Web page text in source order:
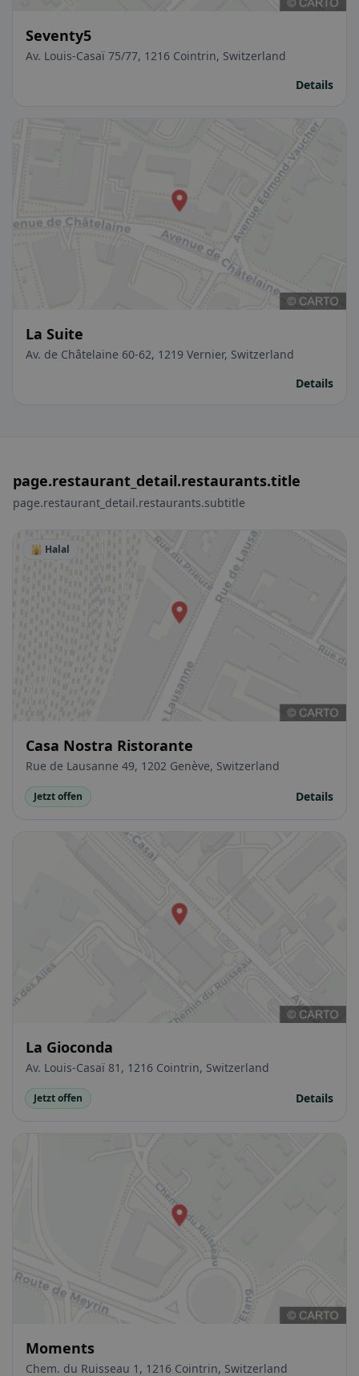
Seventy5
Av. Louis-Casaï 75/77, 1216 Cointrin, Switzerland
Details
La Suite
Av. de Châtelaine 60-62, 1219 Vernier, Switzerland
Details
page.restaurant_detail.restaurants.title
page.restaurant_detail.restaurants.subtitle
🕌 Halal
Casa Nostra Ristorante
Rue de Lausanne 49, 1202 Genève, Switzerland
Jetzt offen Details
La Gioconda
Av. Louis-Casaï 81, 1216 Cointrin, Switzerland
Jetzt offen Details
Moments
Chem. du Ruisseau 1, 1216 Cointrin, Switzerland